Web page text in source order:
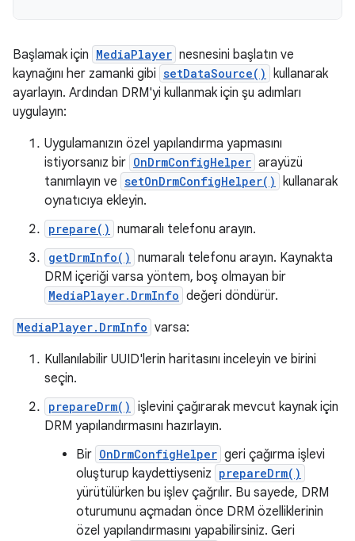
Başlamak için MediaPlayer nesnesini başlatın ve
kaynağını her zamanki gibi setDataSource() kullanarak
ayarlayın. Ardından DRM'yi kullanmak için şu adımları
uygulayın:
Uygulamanızın özel yapılandırma yapmasını
istiyorsanız bir OnDrmConfigHelper arayüzü
tanımlayın ve setOnDrmConfigHelper() kullanarak
oynatıcıya ekleyin.
prepare() numaralı telefonu arayın.
getDrmInfo() numaralı telefonu arayın. Kaynakta
DRM içeriği varsa yöntem, boş olmayan bir
MediaPlayer.DrmInfo değeri döndürür.
MediaPlayer.DrmInfo varsa:
Kullanılabilir UUID'lerin haritasını inceleyin ve birini
seçin.
prepareDrm() işlevini çağırarak mevcut kaynak için
DRM yapılandırmasını hazırlayın.
Bir OnDrmConfigHelper geri çağırma işlevi
oluşturup kaydettiyseniz prepareDrm()
yürütülürken bu işlev çağrılır. Bu sayede, DRM
oturumunu açmadan önce DRM özelliklerinin
özel yapılandırmasını yapabilirsiniz. Geri